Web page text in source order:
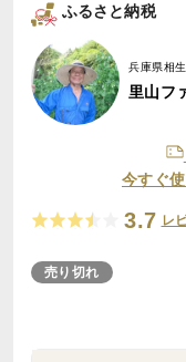
ふるさと納税
兵庫県相
里山フ
今すぐ
3.7 レ
売り切れ